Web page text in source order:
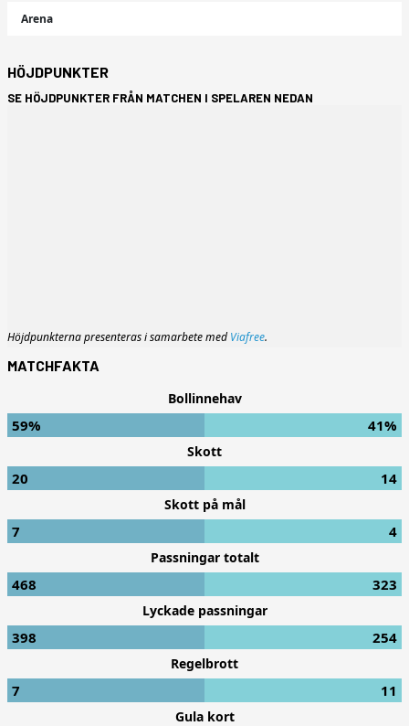
Arena
HÖJDPUNKTER
SE HÖJDPUNKTER FRÅN MATCHEN I SPELAREN NEDAN
Höjdpunkterna presenteras i samarbete med Viafree.
MATCHFAKTA
Bollinnehav
59% 41%
Skott
20 14
Skott på mål
7 4
Passningar totalt
468 323
Lyckade passningar
398 254
Regelbrott
7 11
Gula kort